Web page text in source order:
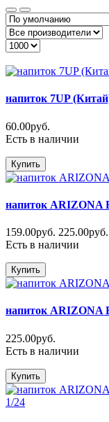
напиток 7UP
60.00руб.
Есть в наличии
Купить
напиток ARIZONA
159.00руб. 225.00руб.
Есть в наличии
Купить
напиток ARIZONA
225.00руб.
Есть в наличии
Купить